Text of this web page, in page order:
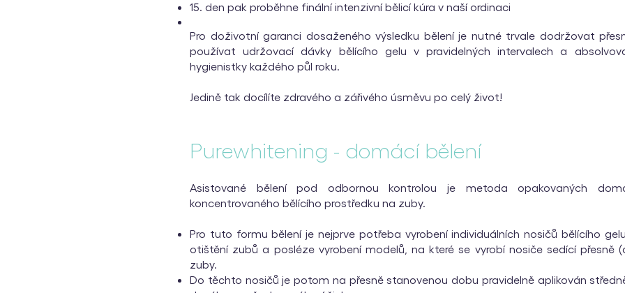
15. den pak proběhne finální intenzivní bělicí kúra v naší ordinaci
Pro doživotní garanci dosaženého výsledku bělení je nutné trvale dodržovat
používat udržovací dávky bělícího gelu v pravidelných intervalech a
hygienistky každého půl roku.
Jedině tak docílíte zdravého a zářivého úsměvu po celý život!
Purewhitening - domácí bělení
Asistované bělení pod odbornou kontrolou je metoda opakovaných
koncentrovaného bělícího prostředku na zuby.
Pro tuto formu bělení je nejprve potřeba vyrobení individuálních nosičů bělícího
otištění zubů a posléze vyrobení modelů, na které se vyrobí nosiče sedící přesně
zuby.
Do těchto nosičů je potom na přesně stanovenou dobu pravidelně aplikován